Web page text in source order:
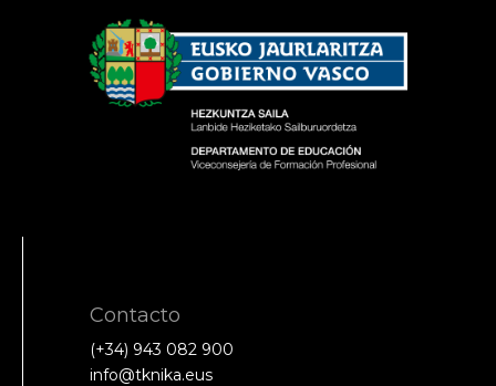
Contacto
(+34) 943 082 900
info@tknika.eus